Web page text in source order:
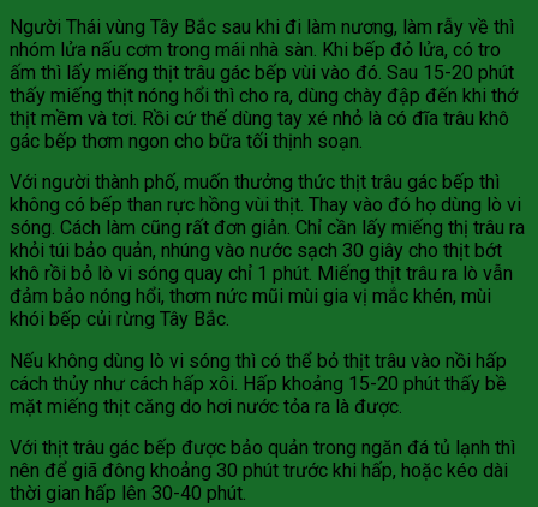
Người Thái vùng Tây Bắc sau khi đi làm nương, làm rẫy về thì
nhóm lửa nấu cơm trong mái nhà sàn. Khi bếp đỏ lửa, có tro
ấm thì lấy miếng thịt trâu gác bếp vùi vào đó. Sau 15-20 phút
thấy miếng thịt nóng hổi thì cho ra, dùng chày đập đến khi thớ
thịt mềm và tơi. Rồi cứ thế dùng tay xé nhỏ là có đĩa trâu khô
gác bếp thơm ngon cho bữa tối thịnh soạn.
Với người thành phố, muốn thưởng thức thịt trâu gác bếp thì
không có bếp than rực hồng vùi thịt. Thay vào đó họ dùng lò vi
sóng. Cách làm cũng rất đơn giản. Chỉ cần lấy miếng thị trâu ra
khỏi túi bảo quản, nhúng vào nước sạch 30 giây cho thịt bớt
khô rồi bỏ lò vi sóng quay chỉ 1 phút. Miếng thịt trâu ra lò vẫn
đảm bảo nóng hổi, thơm nức mũi mùi gia vị mắc khén, mùi
khói bếp củi rừng Tây Bắc.
Nếu không dùng lò vi sóng thì có thể bỏ thịt trâu vào nồi hấp
cách thủy như cách hấp xôi. Hấp khoảng 15-20 phút thấy bề
mặt miếng thịt căng do hơi nước tỏa ra là được.
Với thịt trâu gác bếp được bảo quản trong ngăn đá tủ lạnh thì
nên để giã đông khoảng 30 phút trước khi hấp, hoặc kéo dài
thời gian hấp lên 30-40 phút.